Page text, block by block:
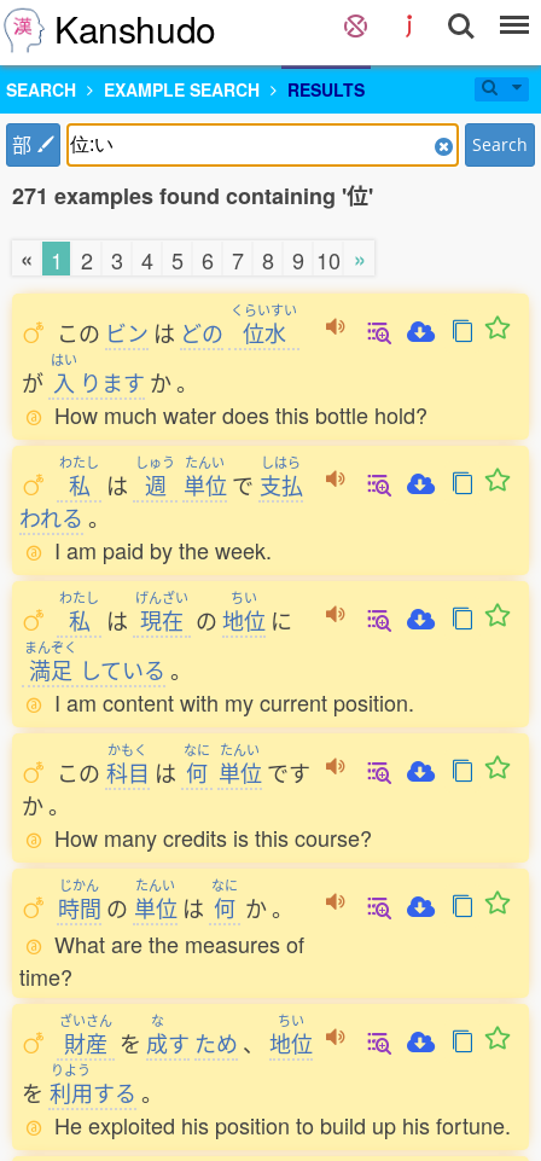
Kanshudo
SEARCH EXAMPLE SEARCH RESULTS
部 Search
271 examples found containing '位'
« 1 2 3 4 5 6 7 8 9 10 »
この ビン は どの
くらいすい
位水
が
はい
入 ります か。
How much water does this bottle hold?
わたし
私 は
しゅう
週
たんい
単位 で
しはら
支払
われる 。
I am paid by the week.
わたし
私 は
げんざい
現在 の
ちい
地位 に
まんぞく
満足 している 。
I am content with my current position.
この
かもく
科目 は
なに
何
たんい
単位 です
か。
How many credits is this course?
じかん
時間 の
たんい
単位 は
なに
何 か。
What are the measures of
time?
ざいさん
財産 を
な
成す ため 、
ちい
地位
を
りよう
利用する 。
He exploited his position to build up his fortune.